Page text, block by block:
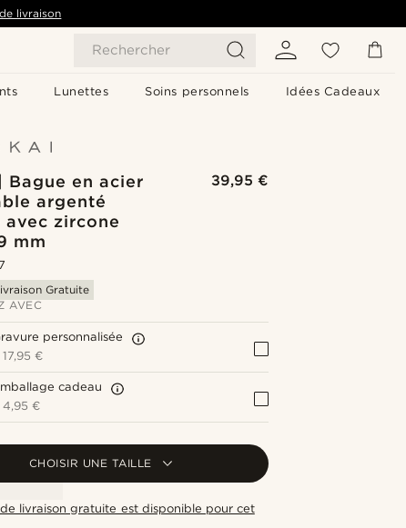
Rechercher
Lunettes Soins personnels Idées Cadeaux
livraison
Bague en acier
argenté
avec zircone
mm
39,95 €
Gratuite
AVEC
personnalisée
17,95 €
cadeau
4,95 €
CHOISIR UNE TAILLE
livraison gratuite est disponible pour cet